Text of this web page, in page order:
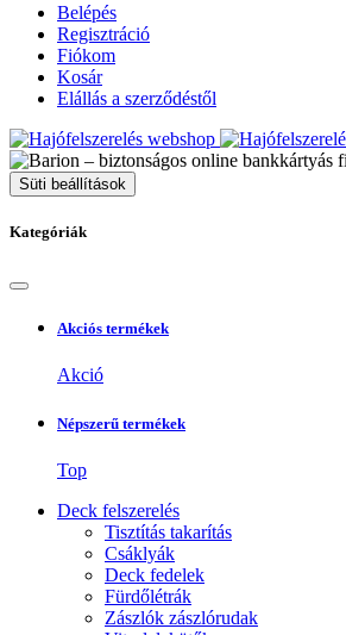
Belépés
Regisztráció
Fiókom
Kosár
Elállás a szerződéstől
Süti beállítások
Kategóriák
Akciós termékek
Akció
Népszerű termékek
Top
Deck felszerelés
Tisztítás takarítás
Csáklyák
Deck fedelek
Fürdőlétrák
Zászlók zászlórudak